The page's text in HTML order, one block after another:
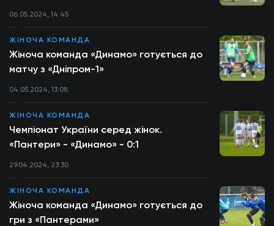
06.05.2024, 14:45
ЖІНОЧА КОМАНДА
Жіноча команда «Динамо» готується до
матчу з «Дніпром-1»
04.05.2024, 13:08
ЖІНОЧА КОМАНДА
Чемпіонат України серед жінок.
«Пантери» - «Динамо» - 0:1
29.04.2024, 23:30
ЖІНОЧА КОМАНДА
Жіноча команда «Динамо» готується до
гри з «Пантерами»